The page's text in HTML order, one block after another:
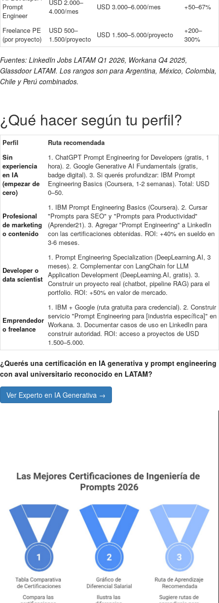
Prompt
Engineer
USD 2.000–
4.000/mes
USD 3.000–6.000/mes +50–67%
Freelance PE
(por proyecto)
USD 500–
1.500/proyecto
USD 1.500–5.000/proyecto
+200–
300%
Fuentes: LinkedIn Jobs LATAM Q1 2026, Workana Q4 2025,
Glassdoor LATAM. Los rangos son para Argentina, México, Colombia,
Chile y Perú combinados.
¿Qué hacer según tu perfil?
Perfil
Ruta recomendada
Sin
experiencia
en IA
(empezar de
cero)
1. ChatGPT Prompt Engineering for Developers (gratis, 1
hora). 2. Google Generative AI Fundamentals (gratis,
badge digital). 3. Si querés profundizar: IBM Prompt
Engineering Basics (Coursera, 1-2 semanas). Total: USD
0–50.
Profesional
de marketing
o contenido
1. IBM Prompt Engineering Basics (Coursera). 2. Cursar
"Prompts para SEO" y "Prompts para Productividad"
(Aprender21). 3. Agregar "Prompt Engineering" a LinkedIn
con las certificaciones obtenidas. ROI: +40% en sueldo en
3-6 meses.
Developer o
data scientist
1. Prompt Engineering Specialization (DeepLearning.AI, 3
meses). 2. Complementar con LangChain for LLM
Application Development (DeepLearning.AI, gratis). 3.
Construir un proyecto real (chatbot, pipeline RAG) para el
portfolio. ROI: +50% en valor de mercado.
Emprendedor
o freelance
1. IBM + Google (ruta gratuita para credencial). 2. Construir
servicio "Prompt Engineering para [industria específica]" en
Workana. 3. Documentar casos de uso en LinkedIn para
construir autoridad. ROI: acceso a proyectos de USD
1.500–5.000.
¿Querés una certificación en IA generativa y prompt engineering
con aval universitario reconocido en LATAM?
Ver Experto en IA Generativa →